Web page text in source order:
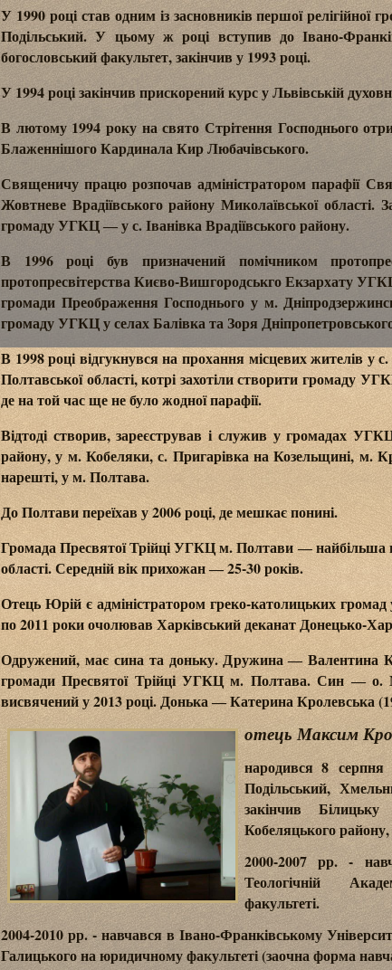
У 1990 році став одним із засновників першої
Подільський. У цьому ж році вступив до Івано-
богословський факультет, закінчив у 1993 році.
У 1994 році закінчив прискорений курс у Львівській
В лютому 1994 року на свято Стрітення Господнього
Блаженнішого Кардинала Кир Любачівського.
Священичу працю розпочав адміністратором парафії
Жовтневе Врадіївського району Миколаївської
громаду УГКЦ ― у с. Іванівка Врадіївського району.
В 1996 році був призначений помічником
протопресвітерства Києво-Вишгородськго Екзархату
громади Преображення Господнього у м.
громаду УГКЦ у селах Балівка та Зоря
В 1998 році відгукнувся на прохання місцевих жителів у
Полтавської області, котрі захотіли створити громаду
де на той час ще не було жодної парафії.
Відтоді створив, зареєстрував і служив у громадах
району, у м. Кобеляки, с. Пригарівка на Козельщині, м.
нарешті, у м. Полтава.
До Полтави переїхав у 2006 році, де мешкає понині.
Громада Пресвятої Трійці УГКЦ м. Полтави ―
області. Середній вік прихожан ― 25-30 років.
Отець Юрій є адміністратором греко-католицьких громад
по 2011 роки очолював Харківський деканат Донецько-
Одружений, має сина та доньку. Дружина ― Валентина
громади Пресвятої Трійці УГКЦ м. Полтава. Син ― о.
висвячений у 2013 році. Донька ― Катерина Кролевська
отець Максим Кро
народився 8
Подільський,
закінчив
Кобеляцького району,
2000-2007 рр. -
Теологічній
факультеті.
2004-2010 рр. - навчався в Івано-Франківському
Галицького на юридичному факультеті (заочна форма